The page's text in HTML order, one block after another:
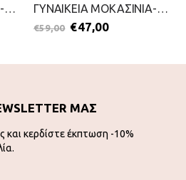
ΓΥΝΑΙΚΕΙΑ ΜΟΚΑΣΙΝΙΑ-ANTRIN-2199-0294-ΜΠΕΖ ΓΥΝΑΙΚΕΙΑ ΜΟΚΑΣΙΝΙΑ-KOUROUNIOTIS-2111-0493-ΜΠΟΡΝΤΟ
€59,00 €47,00
ΜΑΣ
κερδίστε έκπτωση -10%